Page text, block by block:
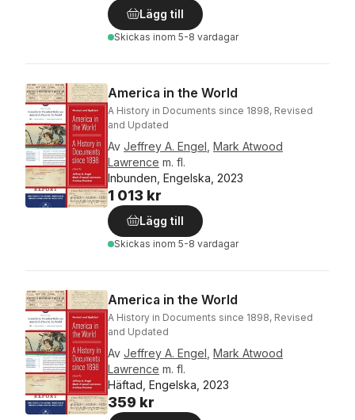
Lägg till
Skickas inom 5-8 vardagar
America in the World
A History in Documents since 1898, Revised
and Updated
Av Jeffrey A. Engel Mark Atwood
Lawrence m. fl.
Inbunden, Engelska, 2023
1 013 kr
Lägg till
Skickas inom 5-8 vardagar
America in the World
A History in Documents since 1898, Revised
and Updated
Av Jeffrey A. Engel Mark Atwood
Lawrence m. fl.
Häftad, Engelska, 2023
359 kr